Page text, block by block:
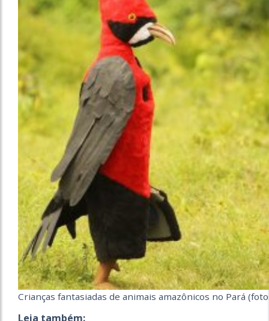
Crianças fantasiadas de animais amazônicos no Pará
Leia também: